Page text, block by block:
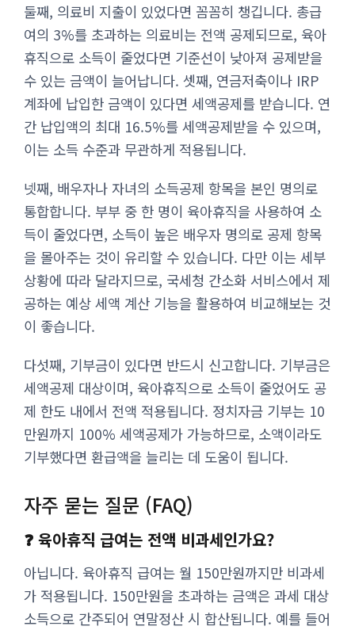
둘째, 의료비 지출이 있었다면 꼼꼼히 챙깁니다. 총급
여의 3%를 초과하는 의료비는 전액 공제되므로, 육아
휴직으로 소득이 줄었다면 기준선이 낮아져 공제받을
수 있는 금액이 늘어납니다. 셋째, 연금저축이나 IRP
계좌에 납입한 금액이 있다면 세액공제를 받습니다. 연
간 납입액의 최대 16.5%를 세액공제받을 수 있으며,
이는 소득 수준과 무관하게 적용됩니다.
넷째, 배우자나 자녀의 소득공제 항목을 본인 명의로
통합합니다. 부부 중 한 명이 육아휴직을 사용하여 소
득이 줄었다면, 소득이 높은 배우자 명의로 공제 항목
을 몰아주는 것이 유리할 수 있습니다. 다만 이는 세부
상황에 따라 달라지므로, 국세청 간소화 서비스에서 제
공하는 예상 세액 계산 기능을 활용하여 비교해보는 것
이 좋습니다.
다섯째, 기부금이 있다면 반드시 신고합니다. 기부금은
세액공제 대상이며, 육아휴직으로 소득이 줄었어도 공
제 한도 내에서 전액 적용됩니다. 정치자금 기부는 10
만원까지 100% 세액공제가 가능하므로, 소액이라도
기부했다면 환급액을 늘리는 데 도움이 됩니다.
자주 묻는 질문 (FAQ)
❓ 육아휴직 급여는 전액 비과세인가요?
아닙니다. 육아휴직 급여는 월 150만원까지만 비과세
가 적용됩니다. 150만원을 초과하는 금액은 과세 대상
소득으로 간주되어 연말정산 시 합산됩니다. 예를 들어